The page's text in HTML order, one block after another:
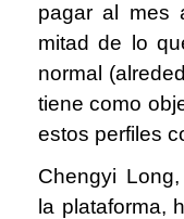
pagar al mes
mitad de lo
normal
tiene como
estos perfiles
Chengyi
la plataforma,